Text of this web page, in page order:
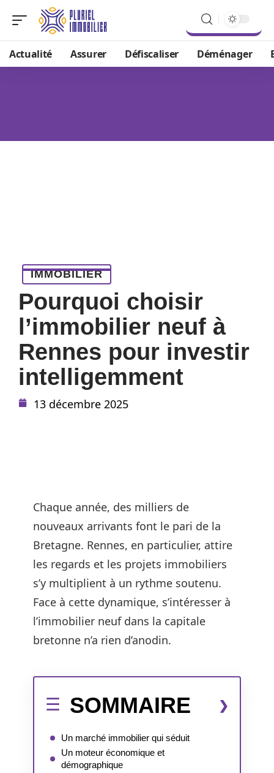
Actualité Assurer Défiscaliser Déménager
IMMOBILIER
Pourquoi choisir
l’immobilier neuf à
Rennes pour investir
intelligemment
13 décembre 2025
Chaque année, des milliers de
nouveaux arrivants font le pari de la
Bretagne. Rennes, en particulier, attire
les regards et les projets immobiliers
s’y multiplient à un rythme soutenu.
Face à cette dynamique, s’intéresser à
l’immobilier neuf dans la capitale
bretonne n’a rien d’anodin.
SOMMAIRE
Un marché immobilier qui séduit
Un moteur économique et
démographique